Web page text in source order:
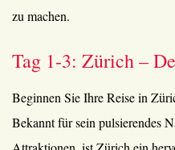
zu machen.
Tag 1-3: Zürich –
Beginnen Sie Ihre Reise in
Bekannt für sein pulsierendes